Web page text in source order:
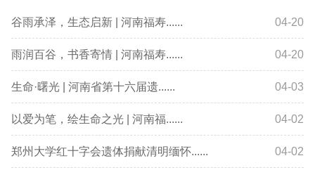
04-20
谷雨承泽，生态启新 | 河南福寿......
04-20
雨润百谷，书香寄情 | 河南福寿......
04-03
生命·曙光 | 河南省第十六届遗......
04-02
以爱为笔，绘生命之光 | 河南福......
04-02
郑州大学红十字会遗体捐献清明缅怀......